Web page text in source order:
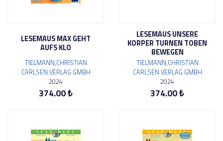
LESEMAUS MAX GEHT
AUFS KLO
TIELMANN,CHRISTIAN
CARLSEN VERLAG GMBH
2024
374.00 ₺
LESEMAUS UNSERE
KORPER TURNEN TOBEN
BEWEGEN
TIELMANN,CHRISTIAN
CARLSEN VERLAG GMBH
2024
374.00 ₺